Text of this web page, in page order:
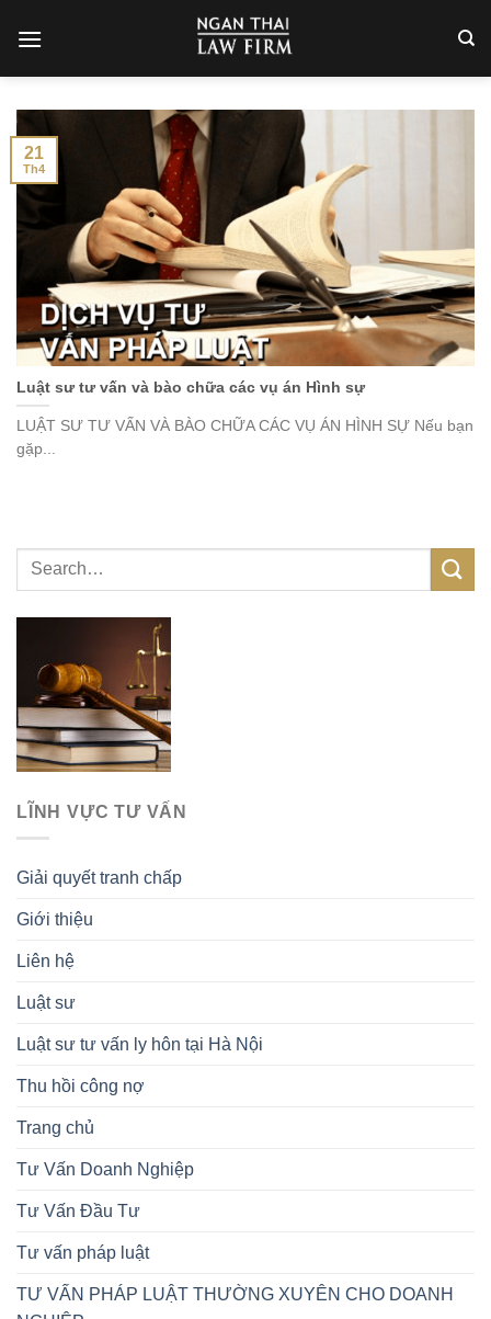
LĨNH VỰC TƯ VẤN
Giải quyết tranh chấp
Giới thiệu
Liên hệ
Luật sư
Luật sư tư vấn ly hôn tại Hà Nội
Thu hồi công nợ
Trang chủ
Tư Vấn Doanh Nghiệp
Tư Vấn Đầu Tư
Tư vấn pháp luật
TƯ VẤN PHÁP LUẬT THƯỜNG XUYÊN CHO DOANH
Luật sư tư vấn và bào chữa các vụ án Hình sự
LUẬT SƯ TƯ VẤN VÀ BÀO CHỮA CÁC VỤ ÁN HÌNH SỰ Nếu bạn
gặp...
21
Th4